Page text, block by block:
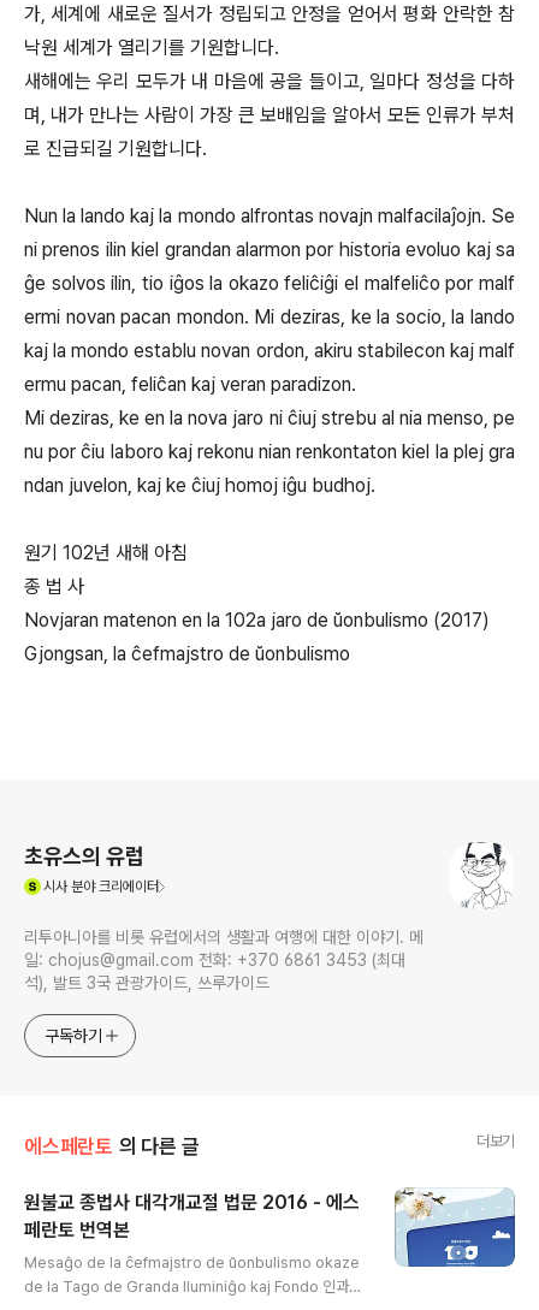
가, 세계에 새로운 질서가 정립되고 안정을 얻어서 평화 안락한 참
낙원 세계가 열리기를 기원합니다.
새해에는 우리 모두가 내 마음에 공을 들이고, 일마다 정성을 다하
며, 내가 만나는 사람이 가장 큰 보배임을 알아서 모든 인류가 부처
로 진급되길 기원합니다.
Nun la lando kaj la mondo alfrontas novajn malfacilaĵojn. Se
ni prenos ilin kiel grandan alarmon por historia evoluo kaj sa
ĝe solvos ilin, tio iĝos la okazo feliĉiĝi el malfeliĉo por malf
ermi novan pacan mondon. Mi deziras, ke la socio, la lando
kaj la mondo establu novan ordon, akiru stabilecon kaj malf
ermu pacan, feliĉan kaj veran paradizon.
Mi deziras, ke en la nova jaro ni ĉiuj strebu al nia menso, pe
nu por ĉiu laboro kaj rekonu nian renkontaton kiel la plej gra
ndan juvelon, kaj ke ĉiuj homoj iĝu budhoj.
원기 102년 새해 아침
종 법 사
Novjaran matenon en la 102a jaro de ŭonbulismo (2017)
Gjongsan, la ĉefmajstro de ŭonbulismo
초유스의 유럽
시사분야 크리에이터
리투아니아를 비롯 유럽에서의 생활과 여행에 대한 이야기. 메
일: chojus@gmail.com 전화: +370 6861 3453 (최대
석), 발트 3국 관광가이드, 쓰루가이드
구독하기
에스페란토 의 다른 글 더보기
원불교 종법사 대각개교절 법문 2016 - 에스
페란토 번역본
Mesaĝo de la ĉefmajstro de ŭonbulismo okaze
de la Tago de Granda Iluminiĝo kaj Fondo 인과의